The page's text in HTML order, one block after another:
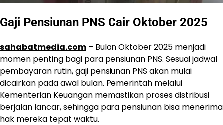
Gaji Pensiunan PNS Cair Oktober 2025
sahabatmedia.com – Bulan Oktober 2025 menjadi
momen penting bagi para pensiunan PNS. Sesuai jadwal
pembayaran rutin, gaji pensiunan PNS akan mulai
dicairkan pada awal bulan. Pemerintah melalui
Kementerian Keuangan memastikan proses distribusi
berjalan lancar, sehingga para pensiunan bisa menerima
hak mereka tepat waktu.